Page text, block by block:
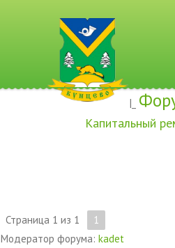
|_
Капитальный
Страница 1 из 1
1
Модератор форума: kadet